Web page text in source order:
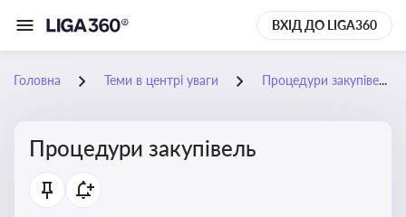
ВХІД ДО LIGA360
Головна Теми в центрі уваги Процедури закупівель
Процедури закупівель